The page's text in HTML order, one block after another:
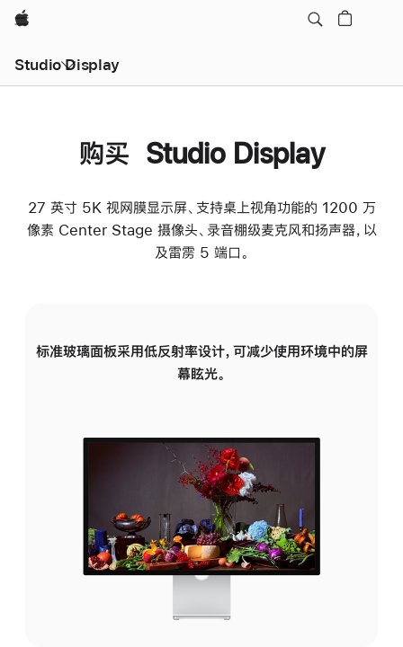
Apple
Studio Display
购买 Studio Display
27 英寸 5K 视网膜显示屏、支持桌上视角功能的 1200 万
像素 Center Stage 摄像头、录音棚级麦克风和扬声器，以
及雷雳 5 端口。
标准玻璃面板采用低反射率设计，可减少使用环境中的屏
幕眩光。